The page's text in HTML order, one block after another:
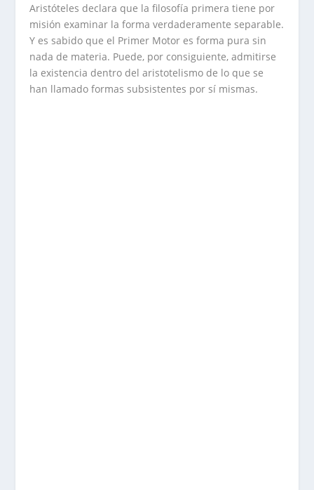
Aristóteles declara que la filosofía primera tiene por
misión examinar la forma verdaderamente separable.
Y es sabido que el Primer Motor es forma pura sin
nada de materia. Puede, por consiguiente, admitirse
la existencia dentro del aristotelismo de lo que se
han llamado formas subsistentes por sí mismas.